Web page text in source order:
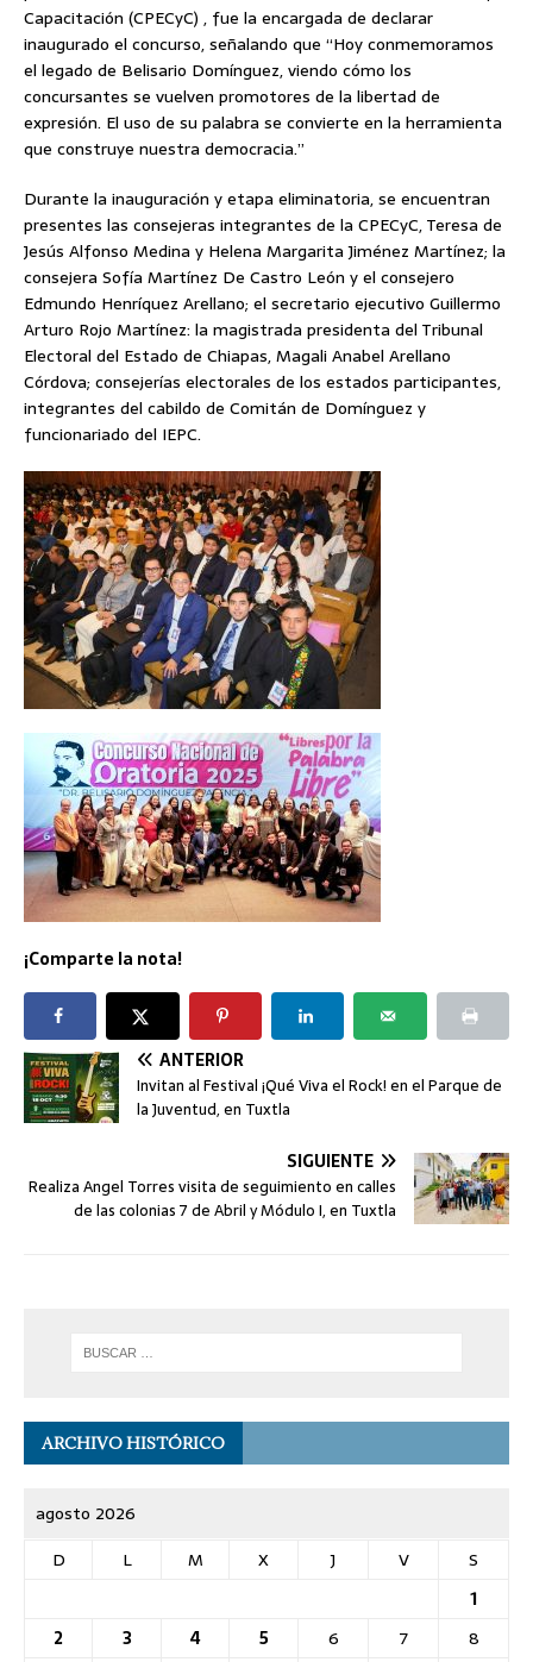
Capacitación (CPECyC) , fue la encargada de declarar
inaugurado el concurso, señalando que “Hoy conmemoramos
el legado de Belisario Domínguez, viendo cómo los
concursantes se vuelven promotores de la libertad de
expresión. El uso de su palabra se convierte en la herramienta
que construye nuestra democracia.”
Durante la inauguración y etapa eliminatoria, se encuentran
presentes las consejeras integrantes de la CPECyC, Teresa de
Jesús Alfonso Medina y Helena Margarita Jiménez Martínez; la
consejera Sofía Martínez De Castro León y el consejero
Edmundo Henríquez Arellano; el secretario ejecutivo Guillermo
Arturo Rojo Martínez: la magistrada presidenta del Tribunal
Electoral del Estado de Chiapas, Magali Anabel Arellano
Córdova; consejerías electorales de los estados participantes,
integrantes del cabildo de Comitán de Domínguez y
funcionariado del IEPC.
¡Comparte la nota!
ANTERIOR
Invitan al Festival ¡Qué Viva el Rock! en el Parque de
la Juventud, en Tuxtla
SIGUIENTE
Realiza Angel Torres visita de seguimiento en calles
de las colonias 7 de Abril y Módulo I, en Tuxtla
ARCHIVO HISTÓRICO
agosto 2026
D
L M X J V
S
1
2
3 4 5 6 7
8